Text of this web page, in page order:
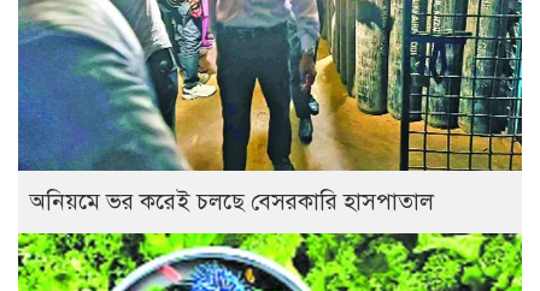
অনিয়মে ভর করেই চলছে বেসরকারি হাসপাতাল